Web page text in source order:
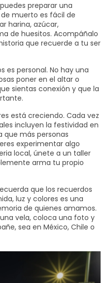
preparar una
muerto es fácil de
harina, azúcar,
de huesitos. Acompáñalo
que recuerde a tu ser
es personal. No hay una
poner en el altar o
sientas conexión y que la
está creciendo. Cada vez
incluyen la festividad en
que más personas
experimentar algo
local, únete a un taller
arma tu propio
que los recuerdos
luz y colores es una
de quienes amamos.
vela, coloca una foto y
sea en México, Chile o